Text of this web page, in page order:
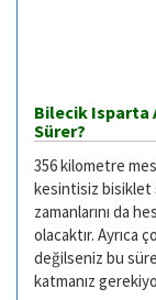
Bilecik Isparta
Sürer?
356 kilometre
kesintisiz bisiklet
zamanlarını da
olacaktır. Ayrıca
değilseniz bu
katmanız